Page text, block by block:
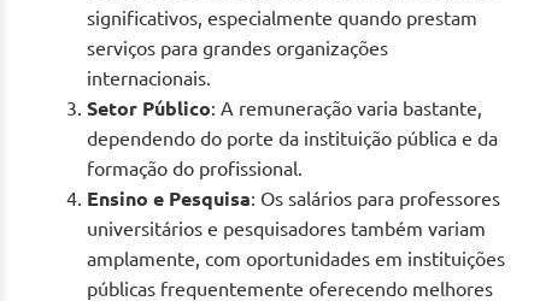
significativos, especialmente quando prestam
serviços para grandes organizações
internacionais.
Setor Público: A remuneração varia bastante,
dependendo do porte da instituição pública e da
formação do profissional.
Ensino e Pesquisa: Os salários para professores
universitários e pesquisadores também variam
amplamente, com oportunidades em instituições
públicas frequentemente oferecendo melhores